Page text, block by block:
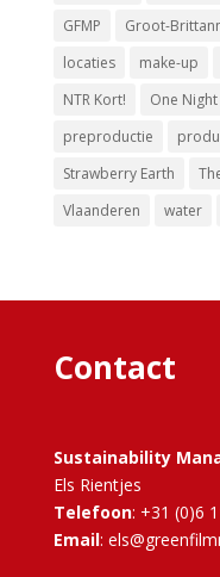
GFMP
Groot-
locaties
make-up
NTR Kort!
One
preproductie
Strawberry Earth
Vlaanderen
water
Contact
Sustainability
Els Rientjes
Telefoon: +31 (0)6
Email: